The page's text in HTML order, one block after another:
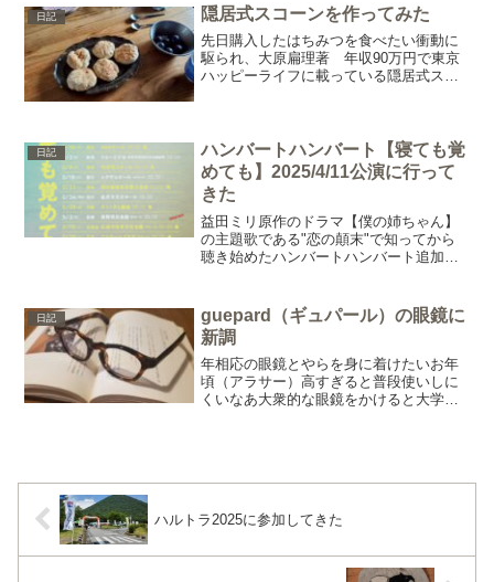
い鍋で揚げ物...
日記 隠居式スコーンを作ってみた
先日購入したはちみつを食べたい衝動に
駆られ、大原扁理著 年収90万円で東京
ハッピーライフに載っている隠居式スコ
ていると膨らみが物足り...
日記
ハンバートハンバート【寝ても覚
めても】2025/4/11公演に行って
きた
益田ミリ原作のドラマ【僕の姉ちゃん】
の主題歌である"恋の顛末"で知ってから
聴き始めたハンバートハンバート追加公
を観ておらず、とりあえず今回のアルバ
ムを聴いてから臨...
日記
guepard（ギュパール）の眼鏡に
新調
年相応の眼鏡とやらを身に着けたいお年
頃（アラサー）高すぎると普段使いしに
くいなあ大衆的な眼鏡をかけると大学生
ハルトラ2025に参加してきた